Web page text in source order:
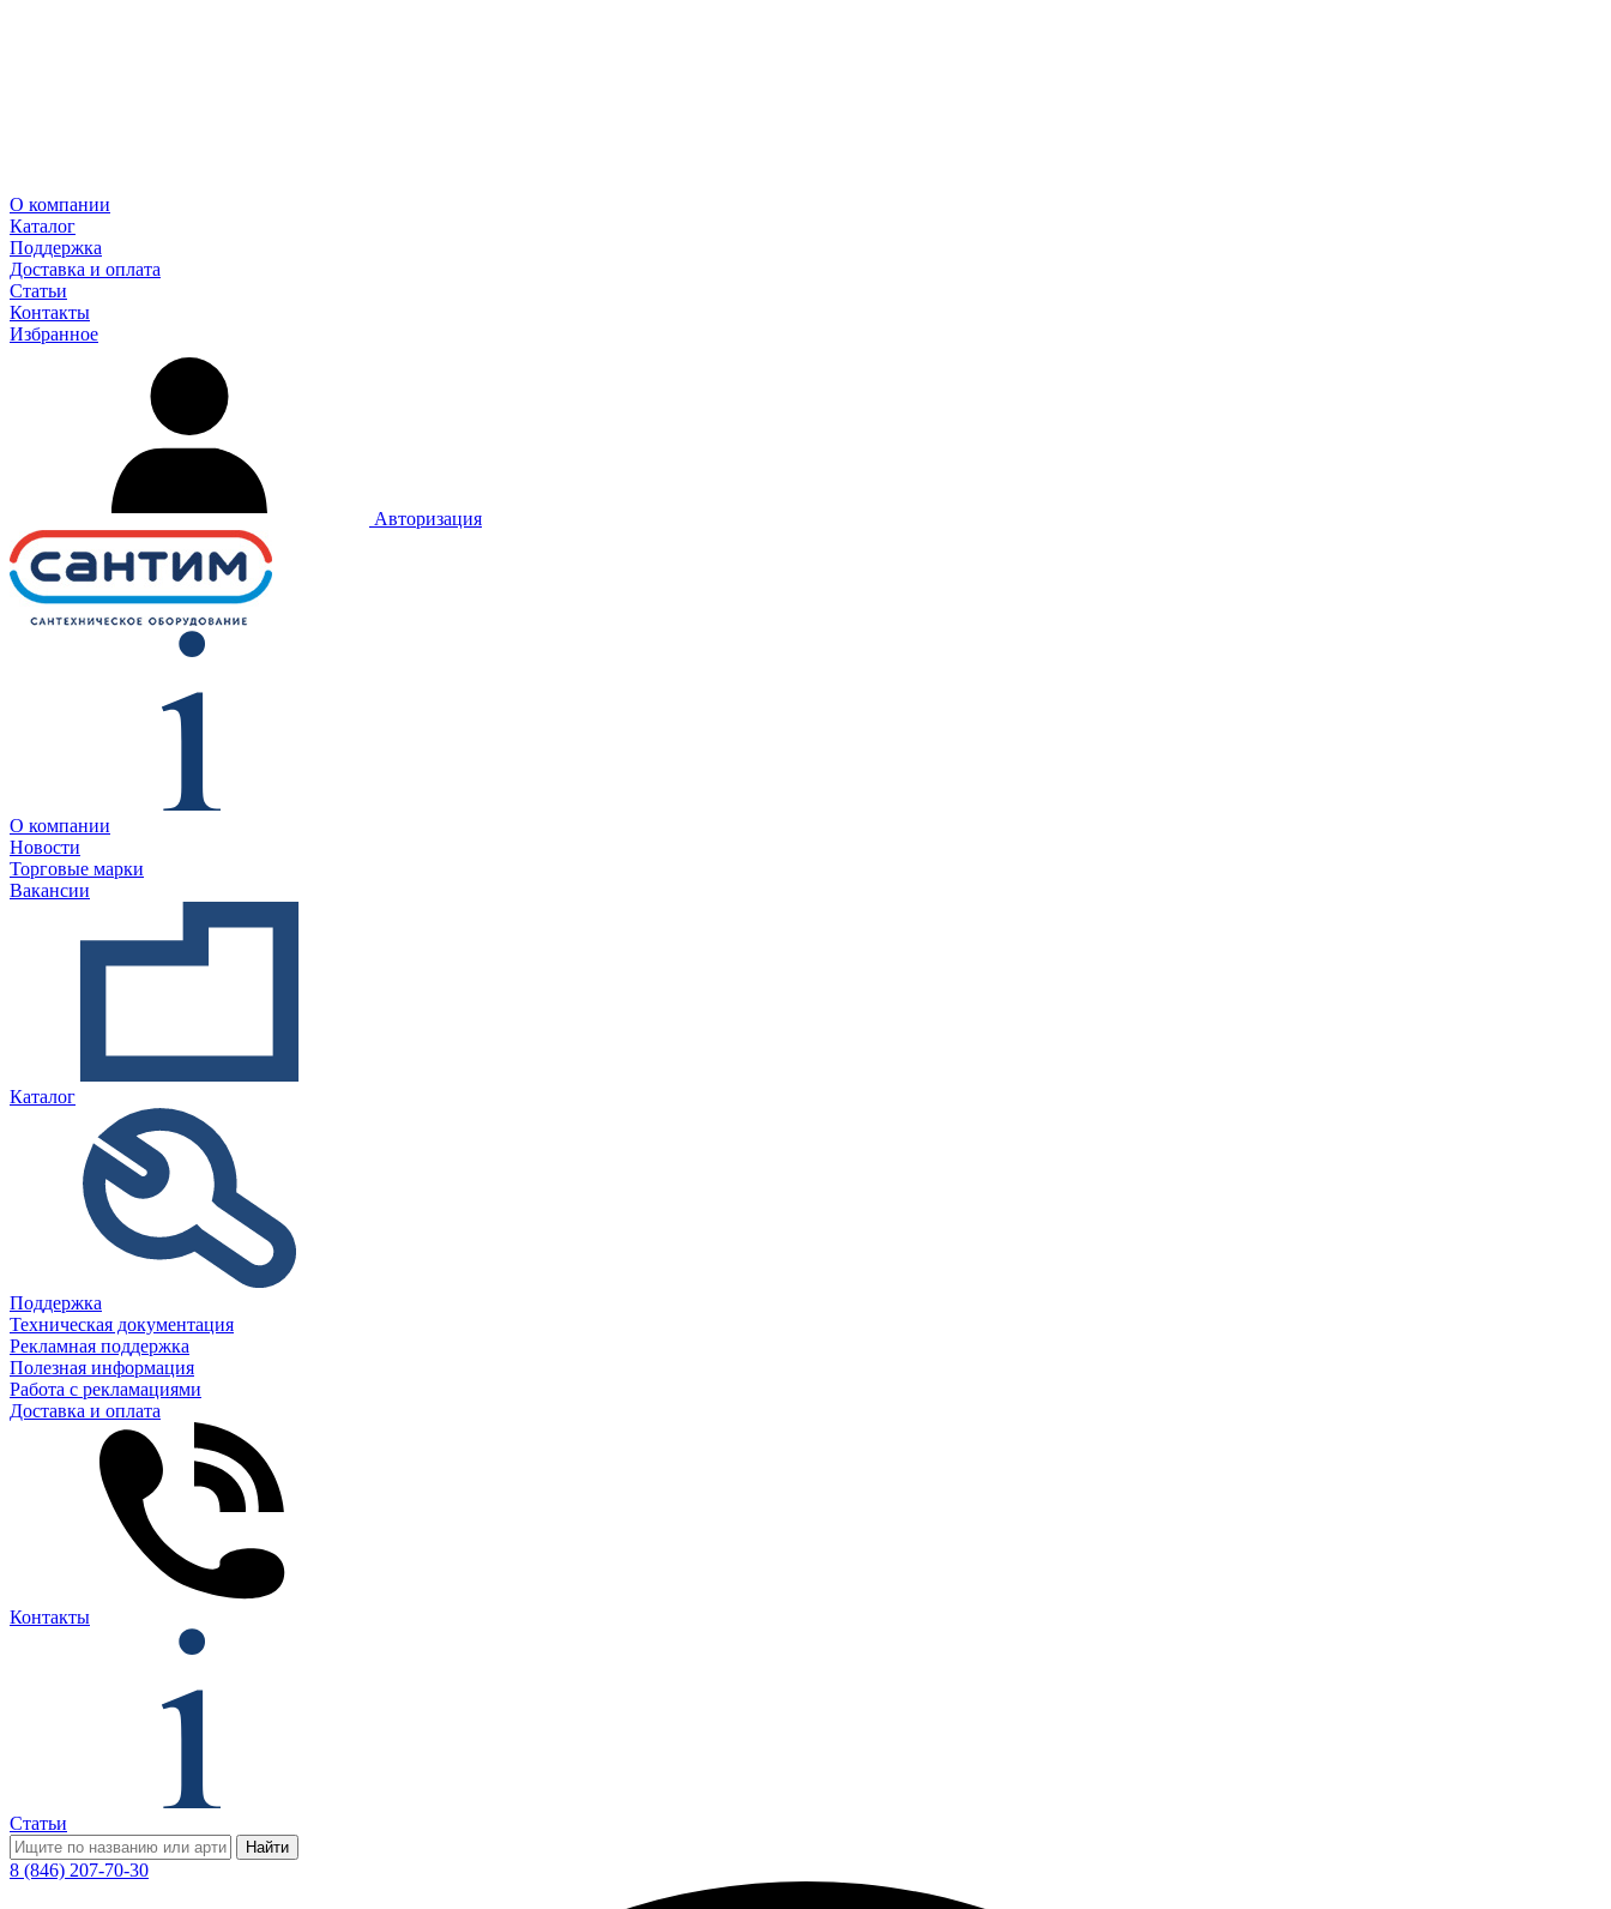
О компании
Каталог
Поддержка
Доставка и оплата
Статьи
Контакты
Избранное
Авторизация
О компании
Новости
Торговые марки
Вакансии
Каталог
Поддержка
Техническая документация
Рекламная поддержка
Полезная информация
Работа с рекламациями
Доставка и оплата
Контакты
Статьи
Найти
8 (846) 207-70-30